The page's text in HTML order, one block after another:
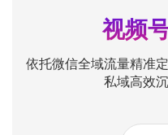
视频
依托微信全域流量精准
私域高效